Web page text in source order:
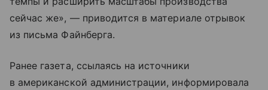
сейчас же», — приводится в материале отрывок
из письма Файнберга.
Ранее газета, ссылаясь на источники
в американской администрации, информировала